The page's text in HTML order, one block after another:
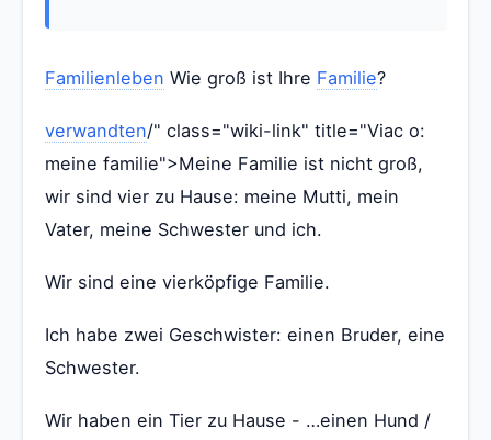
Familienleben Wie groß ist Ihre Familie?
verwandten/" class="wiki-link" title="Viac o:
meine familie">Meine Familie ist nicht groß,
wir sind vier zu Hause: meine Mutti, mein
Vater, meine Schwester und ich.
Wir sind eine vierköpfige Familie.
Ich habe zwei Geschwister: einen Bruder, eine
Schwester.
Wir haben ein Tier zu Hause - …einen Hund /